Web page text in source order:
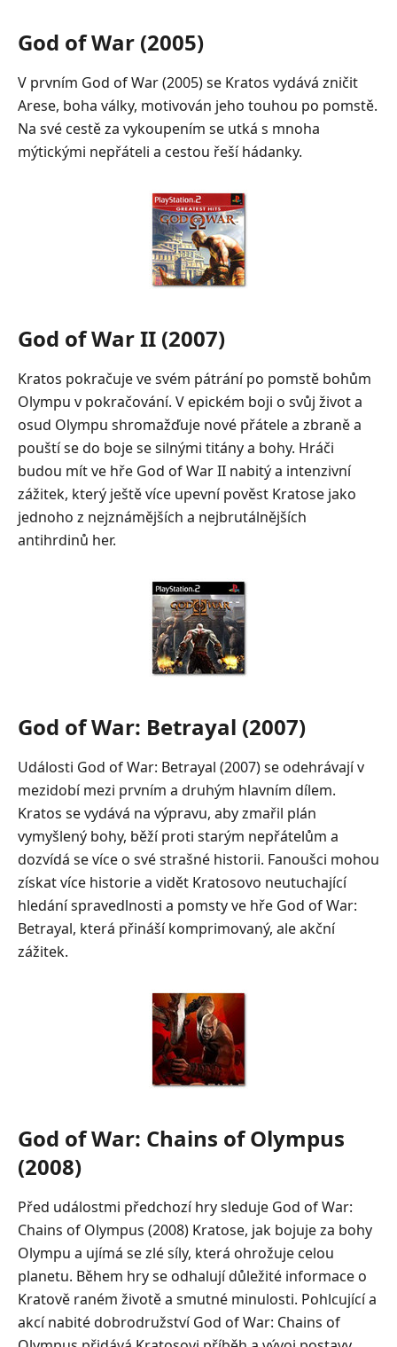
God of War (2005)
V prvním God of War (2005) se Kratos vydává zničit
Arese, boha války, motivován jeho touhou po pomstě.
Na své cestě za vykoupením se utká s mnoha
mýtickými nepřáteli a cestou řeší hádanky.
God of War II (2007)
Kratos pokračuje ve svém pátrání po pomstě bohům
Olympu v pokračování. V epickém boji o svůj život a
osud Olympu shromažďuje nové přátele a zbraně a
pouští se do boje se silnými titány a bohy. Hráči
budou mít ve hře God of War II nabitý a intenzivní
zážitek, který ještě více upevní pověst Kratose jako
jednoho z nejznámějších a nejbrutálnějších
antihrdinů her.
God of War: Betrayal (2007)
Události God of War: Betrayal (2007) se odehrávají v
mezidobí mezi prvním a druhým hlavním dílem.
Kratos se vydává na výpravu, aby zmařil plán
vymyšlený bohy, běží proti starým nepřátelům a
dozvídá se více o své strašné historii. Fanoušci mohou
získat více historie a vidět Kratosovo neutuchající
hledání spravedlnosti a pomsty ve hře God of War:
Betrayal, která přináší komprimovaný, ale akční
zážitek.
God of War: Chains of Olympus
(2008)
Před událostmi předchozí hry sleduje God of War:
Chains of Olympus (2008) Kratose, jak bojuje za bohy
Olympu a ujímá se zlé síly, která ohrožuje celou
planetu. Během hry se odhalují důležité informace o
Kratově raném životě a smutné minulosti. Pohlcující a
akcí nabité dobrodružství God of War: Chains of